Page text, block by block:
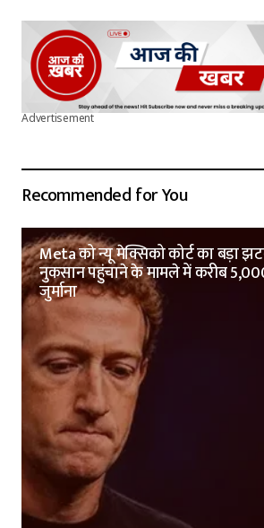
Advertisement
Recommended for You
Meta को न्यू मेक्सिको कोर्ट का बड़ा
नुकसान पहुंचाने के मामले में करीब
जुर्माना